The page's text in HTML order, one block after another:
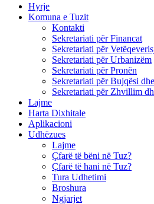
Hyrje
Komuna e Tuzit
Kontakti
Sekretariati për Financat
Sekretariati për
Sekretariati për Urbanizëm
Sekretariati për Pronën
Sekretariati për Bujqësi
Sekretariati për Zhvillim
Lajme
Harta Dixhitale
Aplikacioni
Udhëzues
Lajme
Çfarë të bëni në Tuz?
Çfarë të hani në Tuz?
Tura Udhetimi
Broshura
Ngjarjet